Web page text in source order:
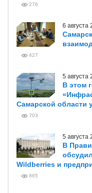
276
6 августа
427
5 августа
В этом
Самарской области
703
5 августа
В
Wildberries и
865